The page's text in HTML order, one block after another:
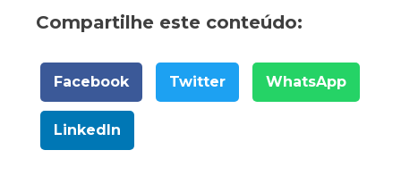
Compartilhe este conteúdo:
Facebook Twitter WhatsApp
LinkedIn